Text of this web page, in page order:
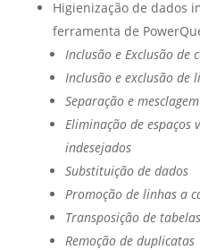
Higienização de dados
ferramenta de
Inclusão e Exclusão de
Inclusão e exclusão de
Separação e
Eliminação de espaços
indesejados
Substituição de dados
Promoção de linhas a
Transposição de tabelas
Remoção de duplicatas